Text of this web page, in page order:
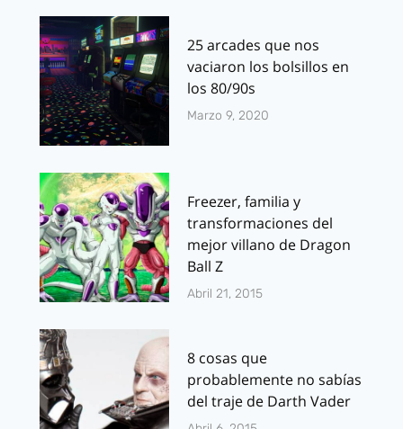
25 arcades que nos
vaciaron los bolsillos en
los 80/90s
Marzo 9, 2020
Freezer, familia y
transformaciones del
mejor villano de Dragon
Ball Z
Abril 21, 2015
8 cosas que
probablemente no sabías
del traje de Darth Vader